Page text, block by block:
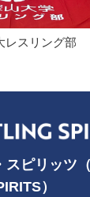
レスリング部
スピリッツ
）